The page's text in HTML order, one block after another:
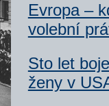
Evropa –
volební
Sto let
ženy v